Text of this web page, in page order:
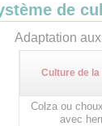
de
Adaptation
Culture de
Colza ou
avec